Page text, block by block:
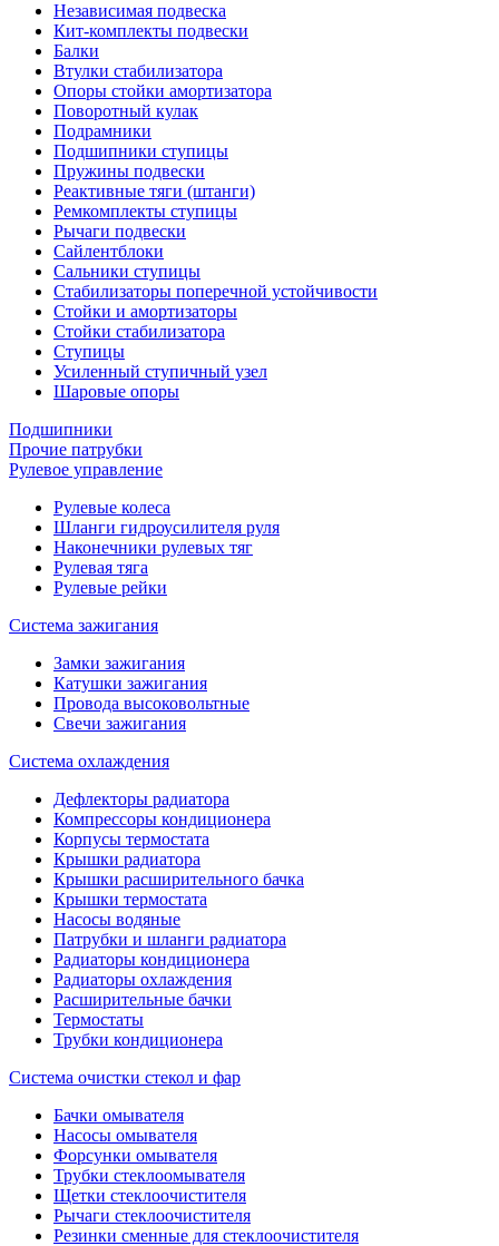
Независимая подвеска
Кит-комплекты подвески
Балки
Втулки стабилизатора
Опоры стойки амортизатора
Поворотный кулак
Подрамники
Подшипники ступицы
Пружины подвески
Реактивные тяги (штанги)
Ремкомплекты ступицы
Рычаги подвески
Сайлентблоки
Сальники ступицы
Стабилизаторы поперечной устойчивости
Стойки и амортизаторы
Стойки стабилизатора
Ступицы
Усиленный ступичный узел
Шаровые опоры
Подшипники
Прочие патрубки
Рулевое управление
Рулевые колеса
Шланги гидроусилителя руля
Наконечники рулевых тяг
Рулевая тяга
Рулевые рейки
Система зажигания
Замки зажигания
Катушки зажигания
Провода высоковольтные
Свечи зажигания
Система охлаждения
Дефлекторы радиатора
Компрессоры кондиционера
Корпусы термостата
Крышки радиатора
Крышки расширительного бачка
Крышки термостата
Насосы водяные
Патрубки и шланги радиатора
Радиаторы кондиционера
Радиаторы охлаждения
Расширительные бачки
Термостаты
Трубки кондиционера
Система очистки стекол и фар
Бачки омывателя
Насосы омывателя
Форсунки омывателя
Трубки стеклоомывателя
Щетки стеклоочистителя
Рычаги стеклоочистителя
Резинки сменные для стеклоочистителя